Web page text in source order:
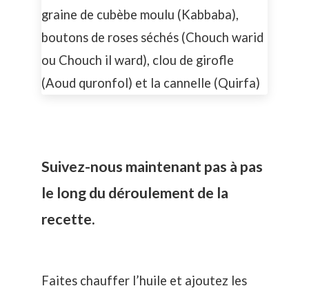
Suivez-nous maintenant pas à pas
le long du déroulement de la
recette.
Faites chauffer l’huile et ajoutez les